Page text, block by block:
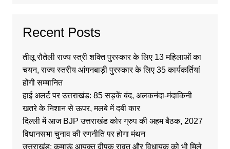
Recent Posts
तीलू रौतेली राज्य स्त्री शक्ति पुरस्कार के लिए 13 महिलाओं का
चयन, राज्य स्तरीय आंगनबाड़ी पुरस्कार के लिए 35 कार्यकर्तियां
होंगी सम्मानित
हाई अलर्ट पर उत्तराखंड: 85 सड़कें बंद, अलकनंदा-मंदाकिनी
खतरे के निशान से ऊपर, मलबे में दबी कार
दिल्ली में आज BJP उत्तराखंड कोर ग्रुप की अहम बैठक, 2027
विधानसभा चुनाव की रणनीति पर होगा मंथन
उत्तराखंड: कुमाऊं आयुक्त दीपक रावत और विधायक को भी मिले